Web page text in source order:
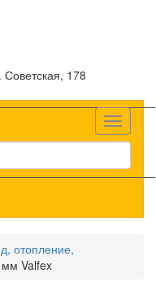
Советская, 178
Список
отопление,
Valfex